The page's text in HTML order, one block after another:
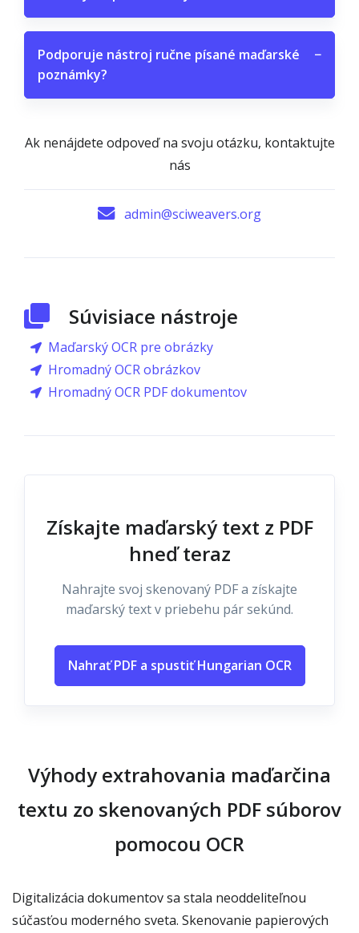
Podporuje nástroj ručne písané maďarské
poznámky?
−
Ak nenájdete odpoveď na svoju otázku, kontaktujte
nás
admin@sciweavers.org
Súvisiace nástroje
Maďarský OCR pre obrázky
Hromadný OCR obrázkov
Hromadný OCR PDF dokumentov
Získajte maďarský text z PDF
hneď teraz
Nahrajte svoj skenovaný PDF a získajte
maďarský text v priebehu pár sekúnd.
Nahrať PDF a spustiť Hungarian OCR
Výhody extrahovania maďarčina
textu zo skenovaných PDF súborov
pomocou OCR
Digitalizácia dokumentov sa stala neoddeliteľnou
súčasťou moderného sveta. Skenovanie papierových